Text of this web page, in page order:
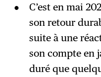
C’est en mai
son retour
suite à une
son compte en
duré que